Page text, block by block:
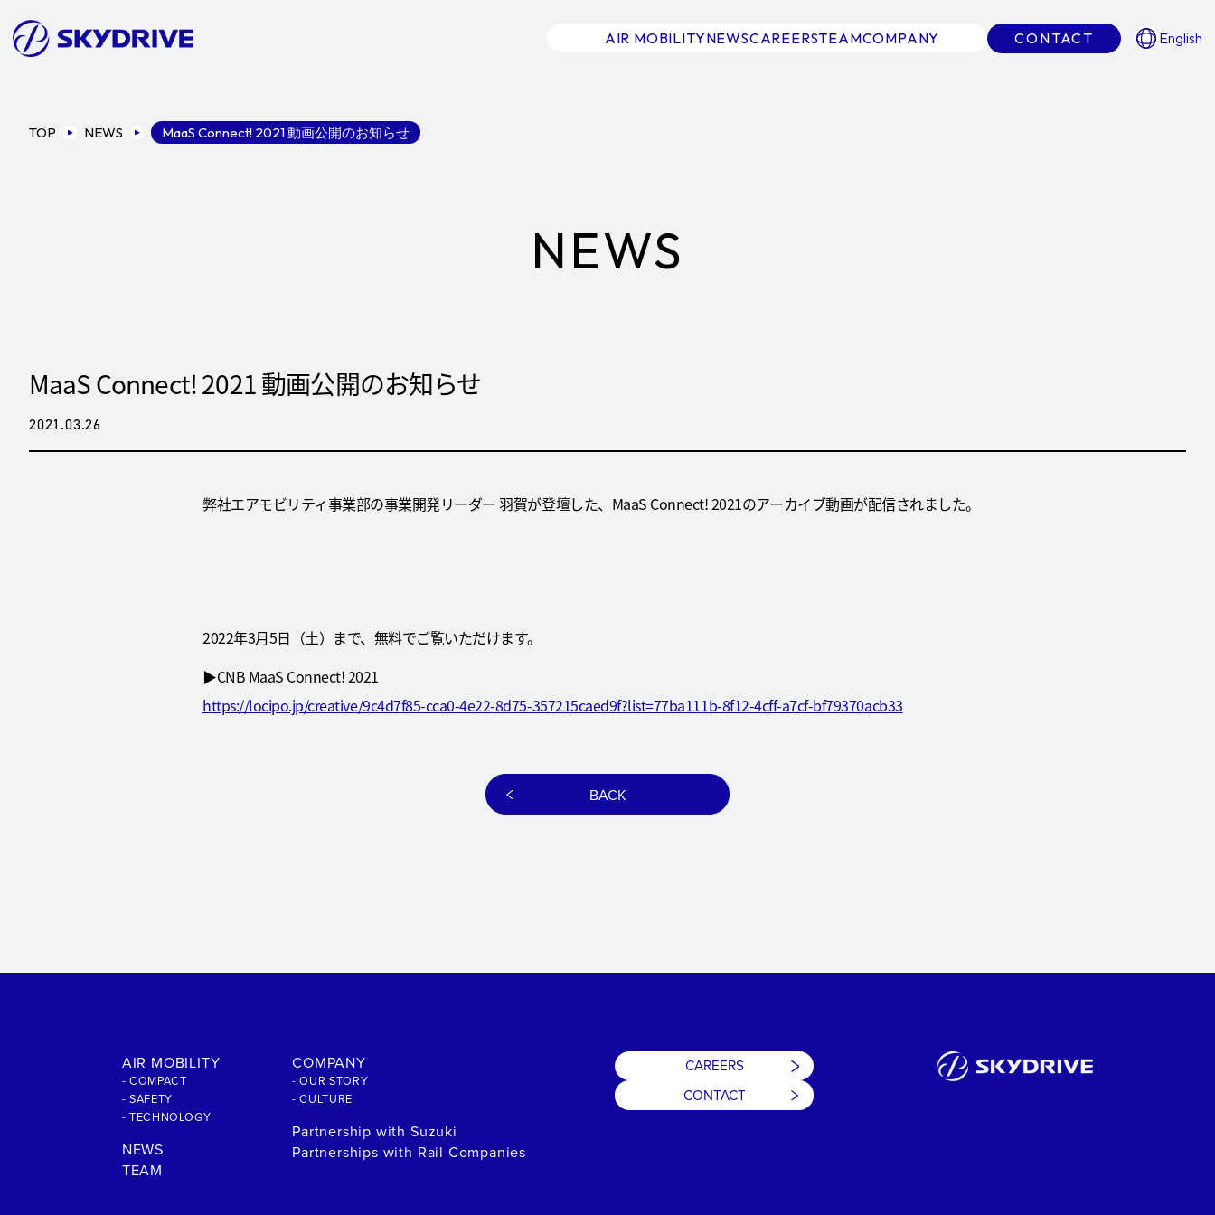
AIR MOBILITYNEWSCAREERSTEAMCOMPANY CONTACT English
TOP NEWS MaaS Connect! 2021 動画公開のお知らせ
NEWS
MaaS Connect! 2021 動画公開のお知らせ
2021.03.26
弊社エアモビリティ事業部の事業開発リーダー 羽賀が登壇した、MaaS Connect! 2021のアーカイブ動画が配信されました。
2022年3月5日（土）まで、無料でご覧いただけます。
▶CNB MaaS Connect! 2021
https://locipo.jp/creative/9c4d7f85-cca0-4e22-8d75-357215caed9f?list=77ba111b-8f12-4cff-a7cf-bf79370acb33
BACK
AIR MOBILITY
- COMPACT
- SAFETY
- TECHNOLOGY
NEWS
TEAM
COMPANY
- OUR STORY
- CULTURE
Partnership with Suzuki
Partnerships with Rail Companies
CAREERS
CONTACT